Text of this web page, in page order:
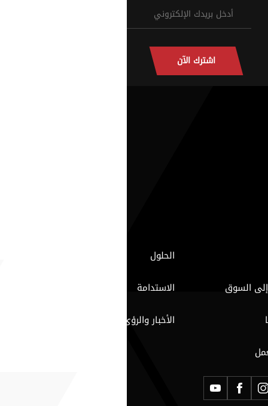
اشترك الآن
الحلول
السوق
الاستدامة
الأخبار والرؤى